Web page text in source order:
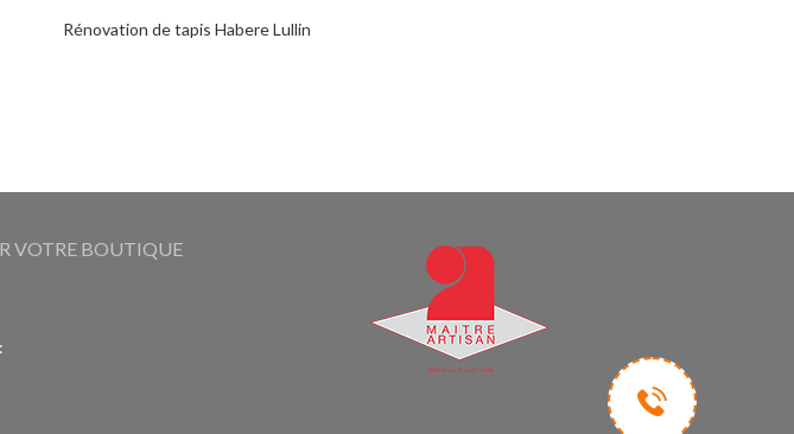
Rénovation de tapis Habere Lullin
VOTRE BOUTIQUE